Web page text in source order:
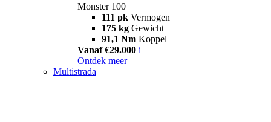
Monster 100
111 pk Vermogen
175 kg Gewicht
91,1 Nm Koppel
Vanaf €29.000 i
Ontdek meer
Multistrada